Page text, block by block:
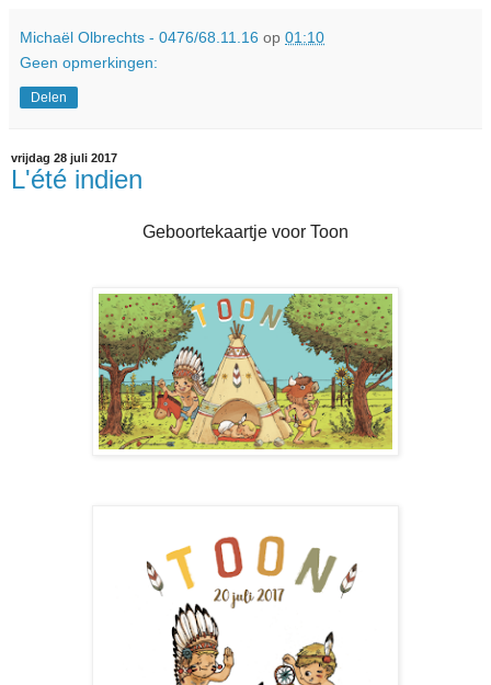
Michaël Olbrechts - 0476/68.11.16 op 01:10
Geen opmerkingen:
Delen
vrijdag 28 juli 2017
L'été indien
Geboortekaartje voor Toon